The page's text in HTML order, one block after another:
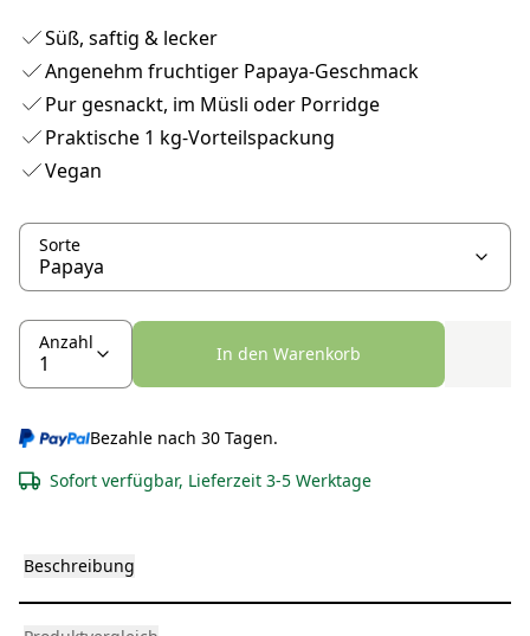
Süß, saftig & lecker
Angenehm fruchtiger Papaya-Geschmack
Pur gesnackt, im Müsli oder Porridge
Praktische 1 kg-Vorteilspackung
Vegan
Sorte
Anzahl
In den Warenkorb
Bezahle nach 30 Tagen.
Sofort verfügbar, Lieferzeit 3-5 Werktage
Beschreibung